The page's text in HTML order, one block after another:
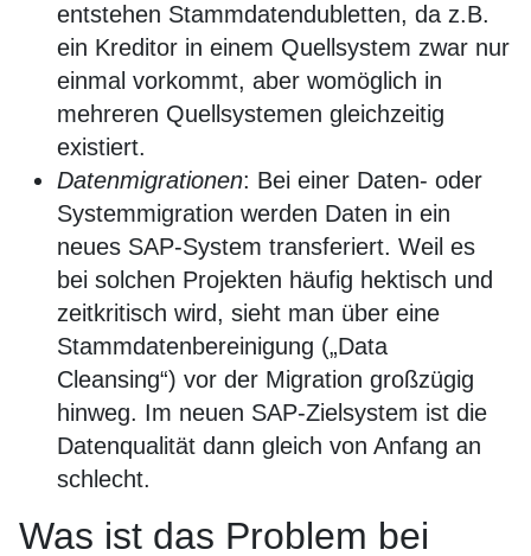
entstehen Stammdatendubletten, da z.B.
ein Kreditor in einem Quellsystem zwar nur
einmal vorkommt, aber womöglich in
mehreren Quellsystemen gleichzeitig
existiert.
Datenmigrationen: Bei einer Daten- oder
Systemmigration werden Daten in ein
neues SAP-System transferiert. Weil es
bei solchen Projekten häufig hektisch und
zeitkritisch wird, sieht man über eine
Stammdatenbereinigung („Data
Cleansing“) vor der Migration großzügig
hinweg. Im neuen SAP-Zielsystem ist die
Datenqualität dann gleich von Anfang an
schlecht.
Was ist das Problem bei